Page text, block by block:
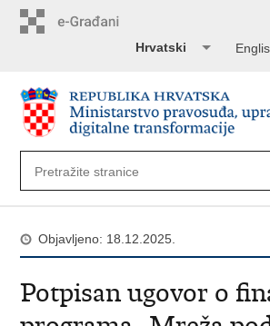
Hrvatski
Objavljeno: 18.12.2025.
Potpisan ugovor o